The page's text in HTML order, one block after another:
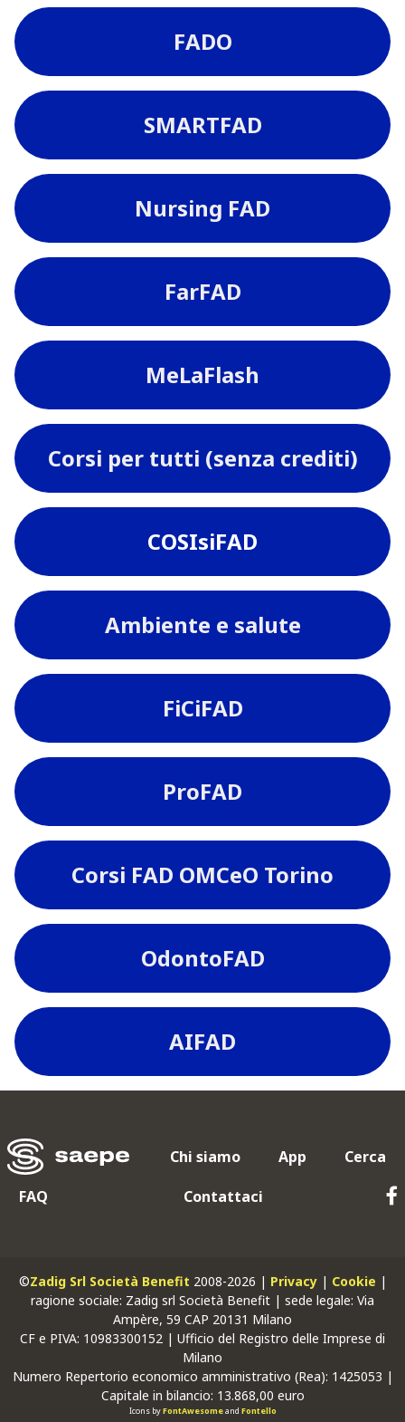
FADO
SMARTFAD
Nursing FAD
FarFAD
MeLaFlash
Corsi per tutti (senza crediti)
COSIsiFAD
Ambiente e salute
FiCiFAD
ProFAD
Corsi FAD OMCeO Torino
OdontoFAD
AIFAD
Chi siamo App
Cerca
FAQ
Contattaci
©Zadig Srl Società Benefit 2008-2026 | Privacy| Cookie |
ragione sociale: Zadig srl Società Benefit | sede legale: Via
Ampère, 59 CAP 20131 Milano
CF e PIVA: 10983300152 | Ufficio del Registro delle Imprese di
Milano
Numero Repertorio economico amministrativo (Rea): 1425053 |
Capitale in bilancio: 13.868,00 euro
Icons byFontAwesomeand Fontello